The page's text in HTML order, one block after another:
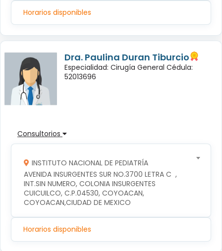
Horarios disponibles
Dra. Paulina Duran Tiburcio
Especialidad: Cirugía General Cédula:
52013696
Consultorios
INSTITUTO NACIONAL DE PEDIATRÍA
AVENIDA INSURGENTES SUR NO.3700 LETRA C  ,
INT.SIN NUMERO, COLONIA INSURGENTES
CUICUILCO, C.P.04530, COYOACAN,
COYOACAN,CIUDAD DE MEXICO
Horarios disponibles